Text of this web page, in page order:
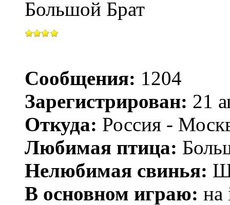
Большой Брат
Сообщения: 1204
Зарегистрирован: 21
Откуда: Россия -
Любимая птица:
Нелюбимая свинья:
В основном играю: на